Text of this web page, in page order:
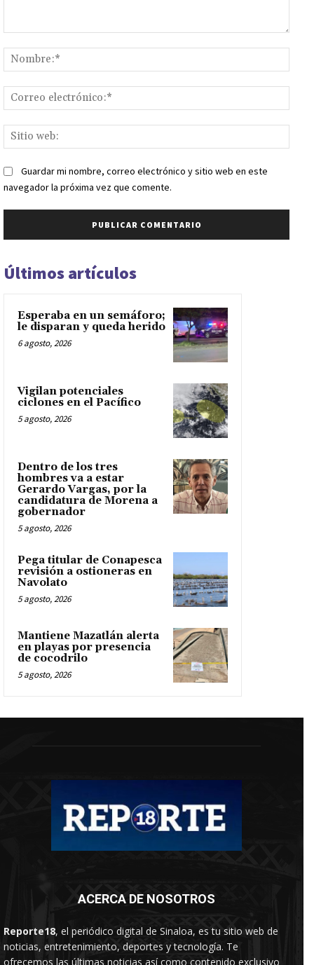
web:
Guardar mi nombre, correo electrónico y sitio web en este
navegador la próxima vez que comente.
Últimos artículos
Esperaba en un semáforo;
le disparan y queda herido
6 agosto, 2026
Vigilan potenciales
ciclones en el Pacífico
5 agosto, 2026
Dentro de los tres
hombres va a estar
Gerardo Vargas, por la
candidatura de Morena a
gobernador
5 agosto, 2026
Pega titular de Conapesca
revisión a ostioneras en
Navolato
5 agosto, 2026
Mantiene Mazatlán alerta
en playas por presencia
de cocodrilo
5 agosto, 2026
ACERCA DE NOSOTROS
Reporte18, el periódico digital de Sinaloa, es tu sitio web de
noticias, entretenimiento, deportes y tecnología. Te
ofrecemos las últimas noticias así como contenido exclusivo